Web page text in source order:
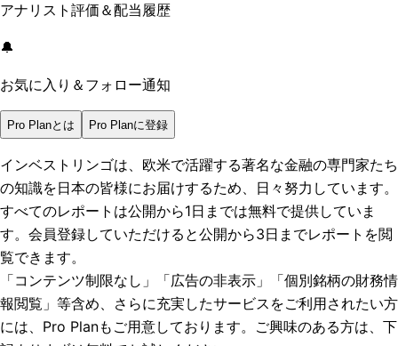
アナリスト評価＆配当履歴
🔔
お気に入り＆フォロー通知
Pro Planとは Pro Planに登録
インベストリンゴは、欧米で活躍する著名な金融の専門家たち
の知識を日本の皆様にお届けするため、日々努力しています。
すべてのレポートは公開から1日までは無料で提供していま
す。会員登録していただけると公開から3日までレポートを閲
覧できます。
「コンテンツ制限なし」「広告の非表示」「個別銘柄の財務情
報閲覧」 等含め、さらに充実したサービスをご利用されたい方
には、Pro Planもご用意しております。ご興味のある方は、下